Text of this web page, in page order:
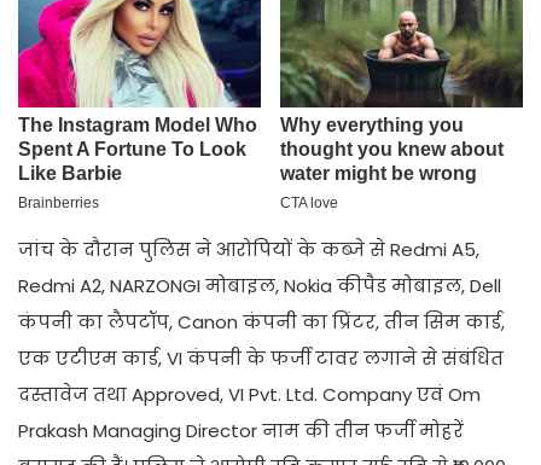
जांच के दौरान पुलिस ने आरोपियों के कब्जे से Redmi A5,
Redmi A2, NARZONGI मोबाइल, Nokia कीपैड मोबाइल, Dell
कंपनी का लैपटॉप, Canon कंपनी का प्रिंटर, तीन सिम कार्ड,
एक एटीएम कार्ड, VI कंपनी के फर्जी टावर लगाने से संबंधित
दस्तावेज तथा Approved, VI Pvt. Ltd. Company एवं Om
Prakash Managing Director नाम की तीन फर्जी मोहरें